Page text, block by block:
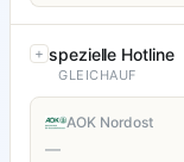
spezielle Hotline
GLEICHAUF
AOK Nordost
—